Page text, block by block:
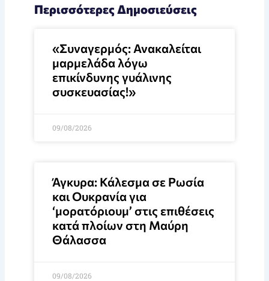
Περισσότερες Δημοσιεύσεις
«Συναγερμός: Ανακαλείται
μαρμελάδα λόγω
επικίνδυνης γυάλινης
συσκευασίας!»
09/08/2026
Άγκυρα: Κάλεσμα σε Ρωσία
και Ουκρανία για
‘μορατόριουμ’ στις επιθέσεις
κατά πλοίων στη Μαύρη
Θάλασσα
09/08/2026